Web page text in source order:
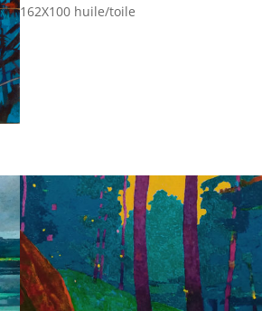
162X100 huile/toile